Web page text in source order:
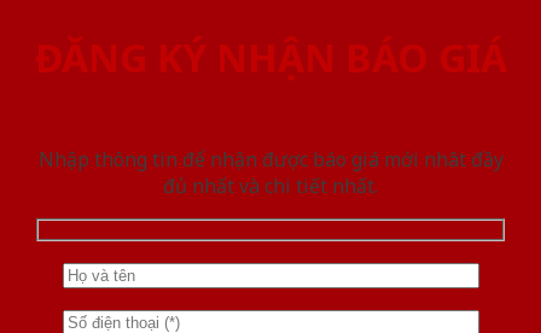
ĐĂNG KÝ NHẬN BÁO GIÁ
Nhập thông tin để nhận được báo giá mới nhât đầy
đủ nhất và chi tiết nhất.